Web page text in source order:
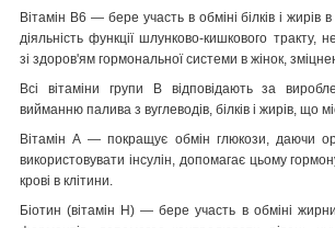
Вітамін В6 — бере участь в обміні білків і жирів
діяльність функції шлунково-кишкового тракту,
зі здоров'ям гормональної системи в жінок,
Всі вітаміни групи В відповідають за
вийманню палива з вуглеводів, білків і жирів, що
Вітамін А — покращує обмін глюкози, даючи
використовувати інсулін, допомагає цьому
крові в клітини.
Біотин (вітамін Н) — бере участь в обміні